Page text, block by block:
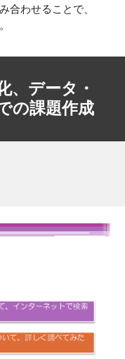
合わせることで、
、データ・
の課題作成